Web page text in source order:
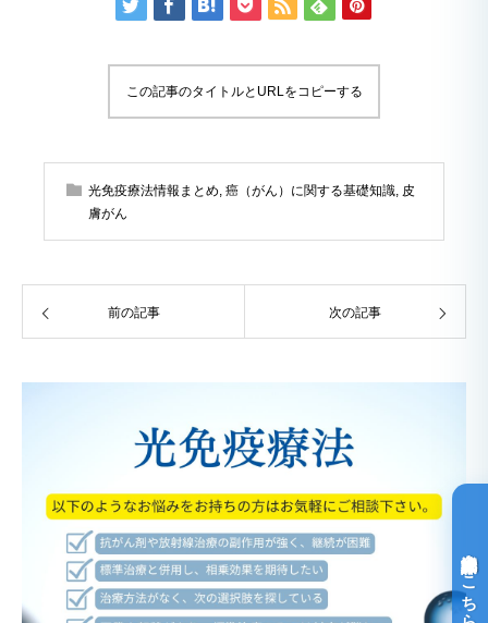
この記事のタイトルとURLをコピーする
光免疫療法情報まとめ 癌（がん）に関する基礎知識 皮
膚がん
前の記事 次の記事
光免疫療法詳細はこちら